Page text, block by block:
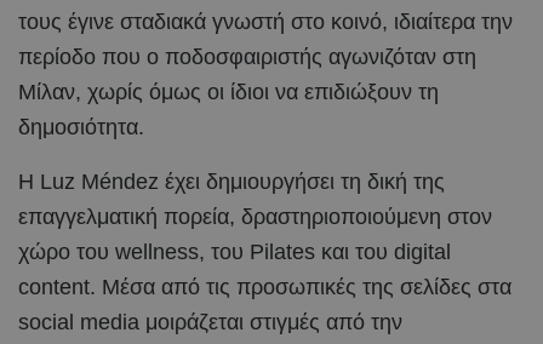
τους έγινε σταδιακά γνωστή στο κοινό, ιδιαίτερα την
περίοδο που ο ποδοσφαιριστής αγωνιζόταν στη
Μίλαν, χωρίς όμως οι ίδιοι να επιδιώξουν τη
δημοσιότητα.
Η Luz Méndez έχει δημιουργήσει τη δική της
επαγγελματική πορεία, δραστηριοποιούμενη στον
χώρο του wellness, του Pilates και του digital
content. Μέσα από τις προσωπικές της σελίδες στα
social media μοιράζεται στιγμές από την